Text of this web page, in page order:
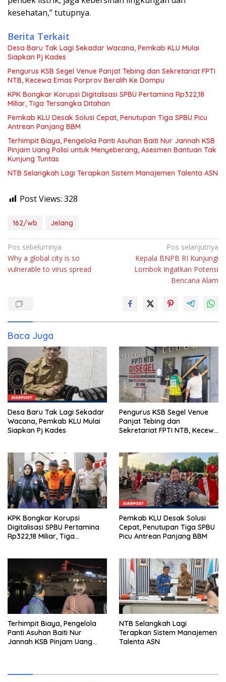
kesehatan,” tutupnya.
Berita Terkait
Desa Baru Tak Lagi Sekadar Wacana, Pemkab KLU Mulai
Siapkan Pj Kades
Pengurus KSB Segel Venue Panjat Tebing dan Sekretariat FPTI
NTB, Kecewa Emas Porprov Beralih Ke Dompu
KPK Bongkar Korupsi Digitalisasi SPBU Pertamina Rp322,18
Miliar, Tiga Tersangka Ditahan
Pemkab KLU Desak Solusi Cepat, Penutupan Tiga SPBU Picu
Antrean Panjang BBM
Terhimpit Biaya, Pengelola Panti Asuhan Baiti Nur Jannah KSB
Pinjam Uang Polisi untuk Menyeberang, Asesmen Bantuan Tak
Kunjung Tuntas
NTB Selangkah Lagi Terapkan Sistem Manajemen Talenta ASN
Post Views: 328
162/wb Jelang
Navigasi
pos
Pos sebelumnya
Why a global city is so
vulnerable to virus spread
Pos selanjutnya
Kepala BNPB RI Kunjungi
Lombok Ingatkan Potensi
Bencana Alam
Baca Juga
Desa Baru Tak Lagi Sekadar
Wacana, Pemkab KLU Mulai
Siapkan Pj Kades
Pengurus KSB Segel Venue
Panjat Tebing dan
Sekretariat FPTI NTB, Kecewa
KPK Bongkar Korupsi
Digitalisasi SPBU Pertamina
Rp322,18 Miliar, Tiga
Pemkab KLU Desak Solusi
Cepat, Penutupan Tiga SPBU
Picu Antrean Panjang BBM
Terhimpit Biaya, Pengelola
Panti Asuhan Baiti Nur
Jannah KSB Pinjam Uang
NTB Selangkah Lagi
Terapkan Sistem Manajemen
Talenta ASN